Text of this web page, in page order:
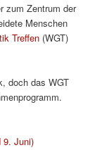
zum Zentrum der
Menschen
Treffen (WGT)
doch das WGT
9. Juni)